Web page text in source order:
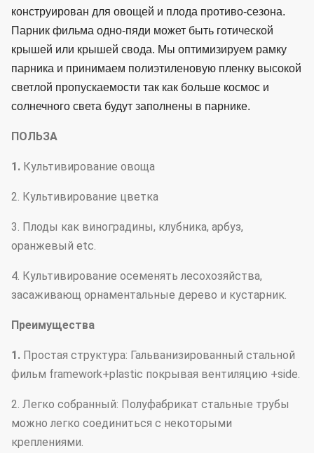
конструирован для овощей и плода противо-сезона.
Парник фильма одно-пяди может быть готической
крышей или крышей свода. Мы оптимизируем рамку
парника и принимаем полиэтиленовую пленку высокой
светлой пропускаемости так как больше космос и
солнечного света будут заполнены в парнике.
ПОЛЬЗА
1. Культивирование овоща
2. Культивирование цветка
3. Плоды как виноградины, клубника, арбуз,
оранжевый etc.
4. Культивирование осеменять лесохозяйства,
засаживающ орнаментальные дерево и кустарник.
Преимущества
1. Простая структура: Гальванизированный стальной
фильм framework+plastic покрывая вентиляцию +side.
2. Легко собранный: Полуфабрикат стальные трубы
можно легко соединиться с некоторыми
креплениями.